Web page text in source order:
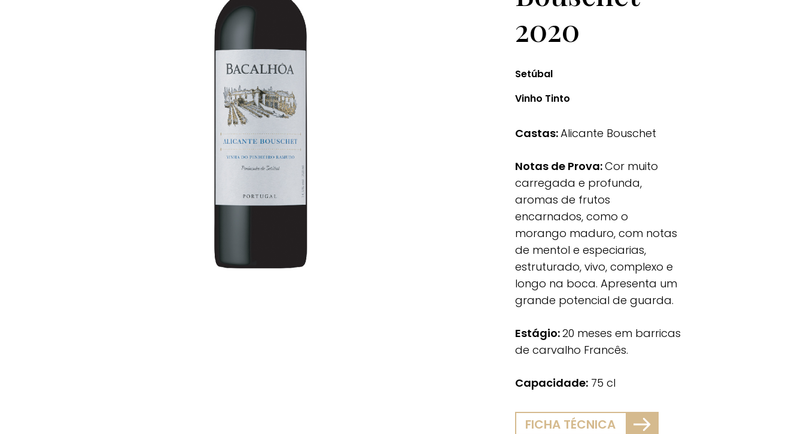
2020
Setúbal
Vinho Tinto
Castas:Alicante Bouschet
Notas de Prova:Cor muito
carregada e profunda,
aromas de frutos
encarnados, como o
morango maduro, com notas
de mentol e especiarias,
estruturado, vivo, complexo e
longo na boca. Apresenta um
grande potencial de guarda.
Estágio:20 meses em barricas
de carvalho Francês.
Capacidade: 75 cl
FICHA TÉCNICA